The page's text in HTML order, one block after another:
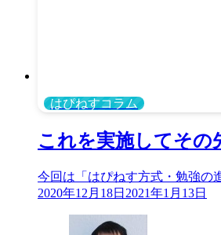
はぴねすコラム
これを実施してその
今回は「はぴねす方式・勉強の
2020年12月18日 2021年1月13日